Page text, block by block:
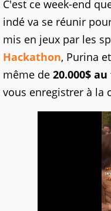
C'est ce week-end
indé va se réunir
mis en jeux par les
Hackathon, Purina
même de 20.000$
vous enregistrer à la